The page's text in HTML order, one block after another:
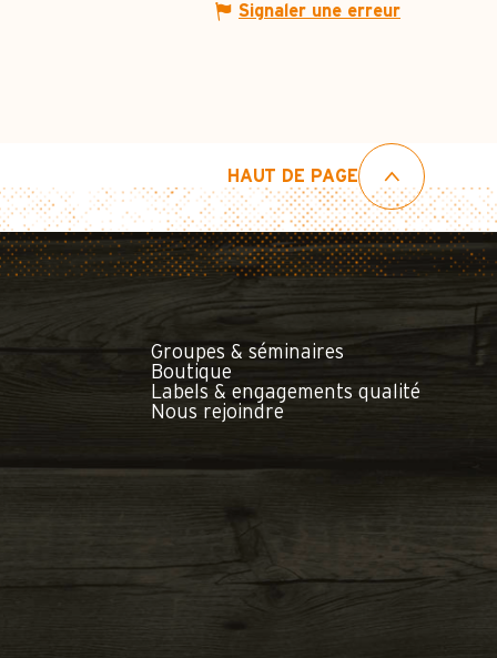
Signaler une erreur
HAUT DE PAGE
Groupes & séminaires
Boutique
Labels & engagements qualité
Nous rejoindre